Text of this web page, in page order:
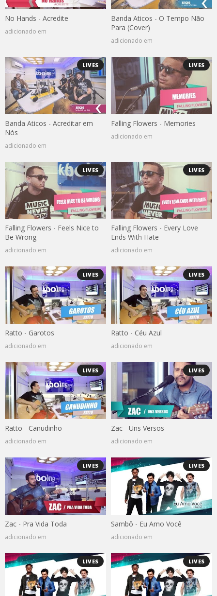
No Hands - Acredite
adicionado em
Banda Aticos - O Tempo Não
Para (Cover)
adicionado em
LIVES
Banda Aticos - Acreditar em
Nós
adicionado em
LIVES
Falling Flowers - Memories
adicionado em
LIVES
Falling Flowers - Feels Nice to
Be Wrong
adicionado em
LIVES
Falling Flowers - Every Love
Ends With Hate
adicionado em
LIVES
Ratto - Garotos
adicionado em
LIVES
Ratto - Céu Azul
adicionado em
LIVES
Ratto - Canudinho
adicionado em
LIVES
Zac - Uns Versos
adicionado em
LIVES
Zac - Pra Vida Toda
adicionado em
LIVES
Sambô - Eu Amo Você
adicionado em
LIVES LIVES